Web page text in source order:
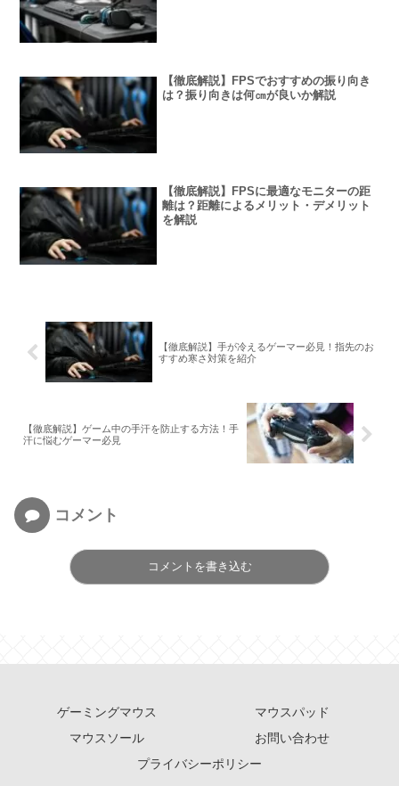
【徹底解説】FPSでおすすめの振り向き
は？振り向きは何㎝が良いか解説
【徹底解説】FPSに最適なモニターの距
離は？距離によるメリット・デメリット
を解説
【徹底解説】手が冷えるゲーマー必見！指先のお
すすめ寒さ対策を紹介
【徹底解説】ゲーム中の手汗を防止する方法！手
汗に悩むゲーマー必見
コメント
コメントを書き込む
ゲーミングマウス
マウスパッド
マウスソール
お問い合わせ
プライバシーポリシー